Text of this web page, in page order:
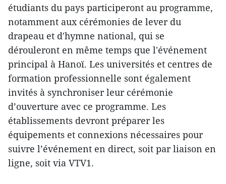
étudiants du pays participeront au programme,
notamment aux cérémonies de lever du
drapeau et d'hymne national, qui se
dérouleront en même temps que l'événement
principal à Hanoï. Les universités et centres de
formation professionnelle sont également
invités à synchroniser leur cérémonie
d’ouverture avec ce programme. Les
établissements devront préparer les
équipements et connexions nécessaires pour
suivre l’événement en direct, soit par liaison en
ligne, soit via VTV1.